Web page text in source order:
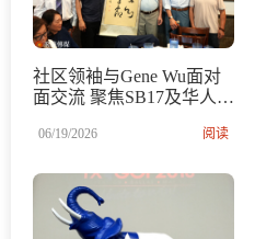
社区领袖与Gene Wu面对
面交流 聚焦SB17及华人社
06/19/2026 阅读